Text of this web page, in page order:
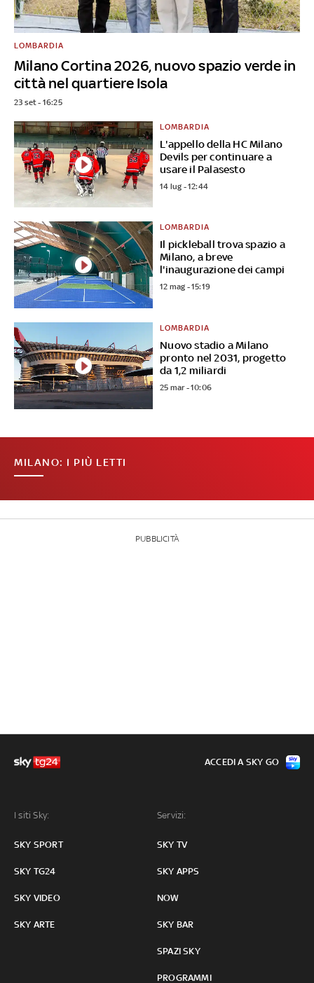
Milano Cortina 2026, nuovo spazio verde in
città nel quartiere Isola
LOMBARDIA
23 set - 16:25
L'appello della HC Milano
Devils per continuare a
usare il Palasesto
LOMBARDIA
14 lug - 12:44
Il pickleball trova spazio a
Milano, a breve
l'inaugurazione dei campi
LOMBARDIA
12 mag - 15:19
Nuovo stadio a Milano
pronto nel 2031, progetto
da 1,2 miliardi
LOMBARDIA
25 mar - 10:06
MILANO: I PIÙ LETTI
PUBBLICITÀ
I siti Sky:
SKY SPORT
SKY TG24
SKY VIDEO
SKY ARTE
Servizi:
SKY TV
SKY APPS
NOW
SKY BAR
SPAZI SKY
PROGRAMMI
ACCEDI A SKY GO